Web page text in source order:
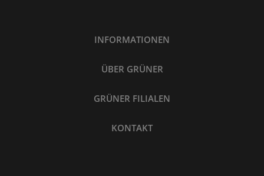
INFORMATIONEN
ÜBER GRÜNER
GRÜNER FILIALEN
KONTAKT